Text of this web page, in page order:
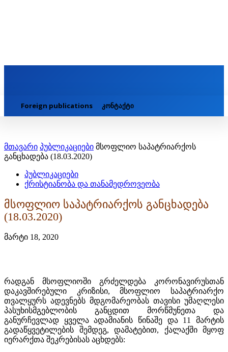
Foreign publications კონტაქტი
მთავარი პუბლიკაციები მსოფლიო საპატრიარქოს
განცხადება (18.03.2020)
პუბლიკაციები
ქრისტიანობა და თანამედროვეობა
მსოფლიო საპატრიარქოს განცხადება
(18.03.2020)
მარტი 18, 2020
რადგან მსოფლიოში გრძელდება კორონავირუსთან
დაკავშირებული კრიზისი, მსოფლიო საპატრიარქო
თვალყურს ადევნებს მდგომარეობას თავისი უმაღლესი
პასუხისმგებლობის განცდით მორწმუნეთა და
განურჩევლად ყველა ადამიანის წინაშე და 11 მარტის
გადაწყვეტილების შემდეგ, დამატებით, ქალაქში მყოფ
იერარქთა შეკრებისას აცხდებს: